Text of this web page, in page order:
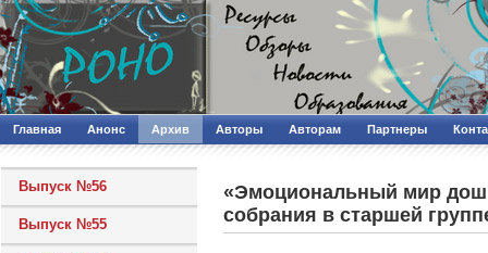
Главная Анонс Архив Авторы Авторам Партнеры
Выпуск №56
Выпуск №55
«Эмоциональный мир
собрания в старшей